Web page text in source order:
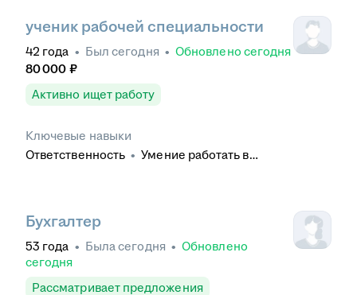
ученик рабочей специальности
42 года • Был сегодня • Обновлено сегодня
80 000 ₽
Активно ищет работу
Ключевые навыки
Ответственность • Умение работать в
Бухгалтер
53 года • Быласегодня • Обновлено
сегодня
Рассматривает предложения